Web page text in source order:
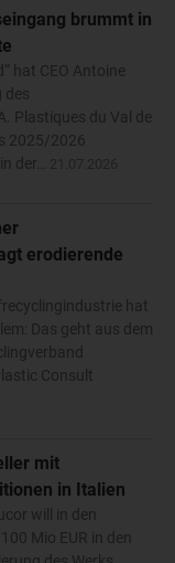
brummt in
hat CEO Antoine
des
Plastiques du Val de
2025/2026
der…
erodierende
hat
Das geht aus dem
Consult
mit
in Italien
will in den
Mio EUR in den